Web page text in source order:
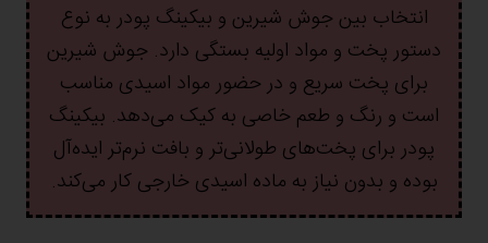
انتخاب بین جوش شیرین و بیکینگ پودر به نوع
دستور پخت و مواد اولیه بستگی دارد. جوش شیرین
برای پخت سریع و در حضور مواد اسیدی مناسب
است و رنگ و طعم خاصی به کیک می‌دهد. بیکینگ
پودر برای پخت‌های طولانی‌تر و بافت نرم‌تر ایده‌آل
بوده و بدون نیاز به ماده اسیدی خارجی کار می‌کند.